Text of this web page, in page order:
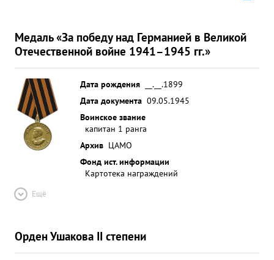
Медаль «За победу над Германией в Великой
Отечественной войне 1941–1945 гг.»
Дата рождения
__.__.1899
Дата документа 09.05.1945
Воинское звание
капитан 1 ранга
Архив ЦАМО
Фонд ист. информации
Картотека награждений
Ещё
Орден Ушакова II степени